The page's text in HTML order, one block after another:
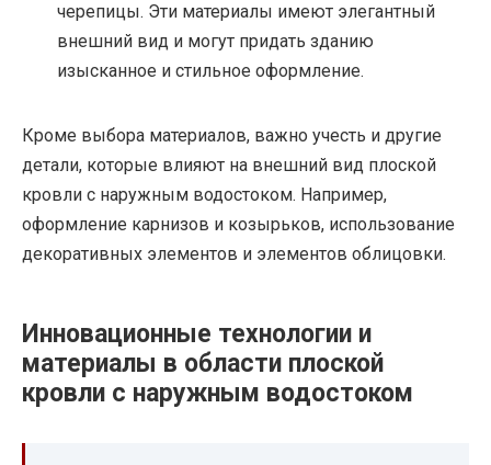
черепицы. Эти материалы имеют элегантный
внешний вид и могут придать зданию
изысканное и стильное оформление.
Кроме выбора материалов, важно учесть и другие
детали, которые влияют на внешний вид плоской
кровли с наружным водостоком. Например,
оформление карнизов и козырьков, использование
декоративных элементов и элементов облицовки.
Инновационные технологии и
материалы в области плоской
кровли с наружным водостоком